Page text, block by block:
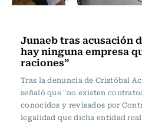
Junaeb tras acusación
hay ninguna empresa
raciones”
Tras la denuncia de Cristóbal
señaló que "no existen
conocidos y revisados por
legalidad que dicha entidad